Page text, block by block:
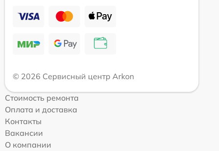
© 2026 Сервисный центр Arkon
Стоимость ремонта
Оплата и доставка
Контакты
Вакансии
О компании